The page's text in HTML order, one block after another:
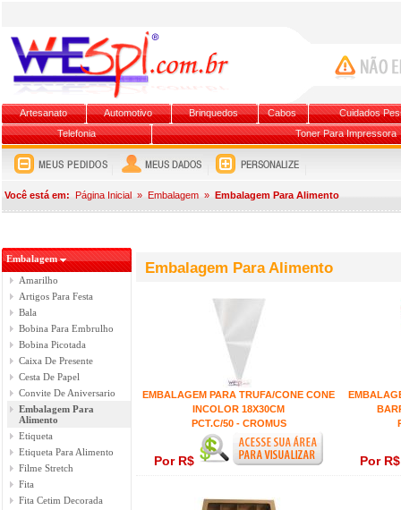
Artesanato Automotivo Brinquedos Cabos
Cuidados
Telefonia
Toner Para Impressora
Você está em: Página Inicial » Embalagem » Embalagem Para Alimento
Embalagem
Amarilho
Artigos Para Festa
Bala
Bobina Para Embrulho
Bobina Picotada
Caixa De Presente
Cesta De Papel
Convite De Aniversario
Embalagem Para
Alimento
Etiqueta
Etiqueta Para Alimento
Filme Stretch
Fita
Fita Cetim Decorada
Embalagem Para Alimento
EMBALAGEM PARA TRUFA/CONE CONE
INCOLOR 18X30CM
PCT.C/50 - CROMUS
Por R$ Por